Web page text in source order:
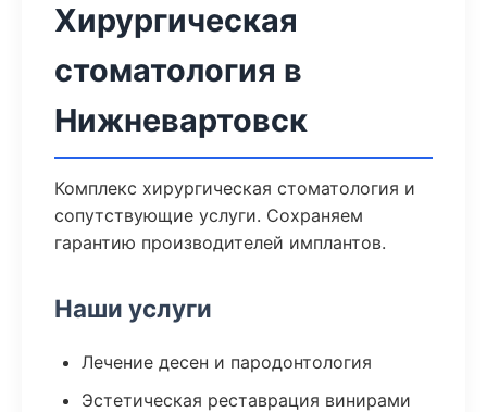
Хирургическая
стоматология в
Нижневартовск
Комплекс хирургическая стоматология и
сопутствующие услуги. Сохраняем
гарантию производителей имплантов.
Наши услуги
Лечение десен и пародонтология
Эстетическая реставрация винирами